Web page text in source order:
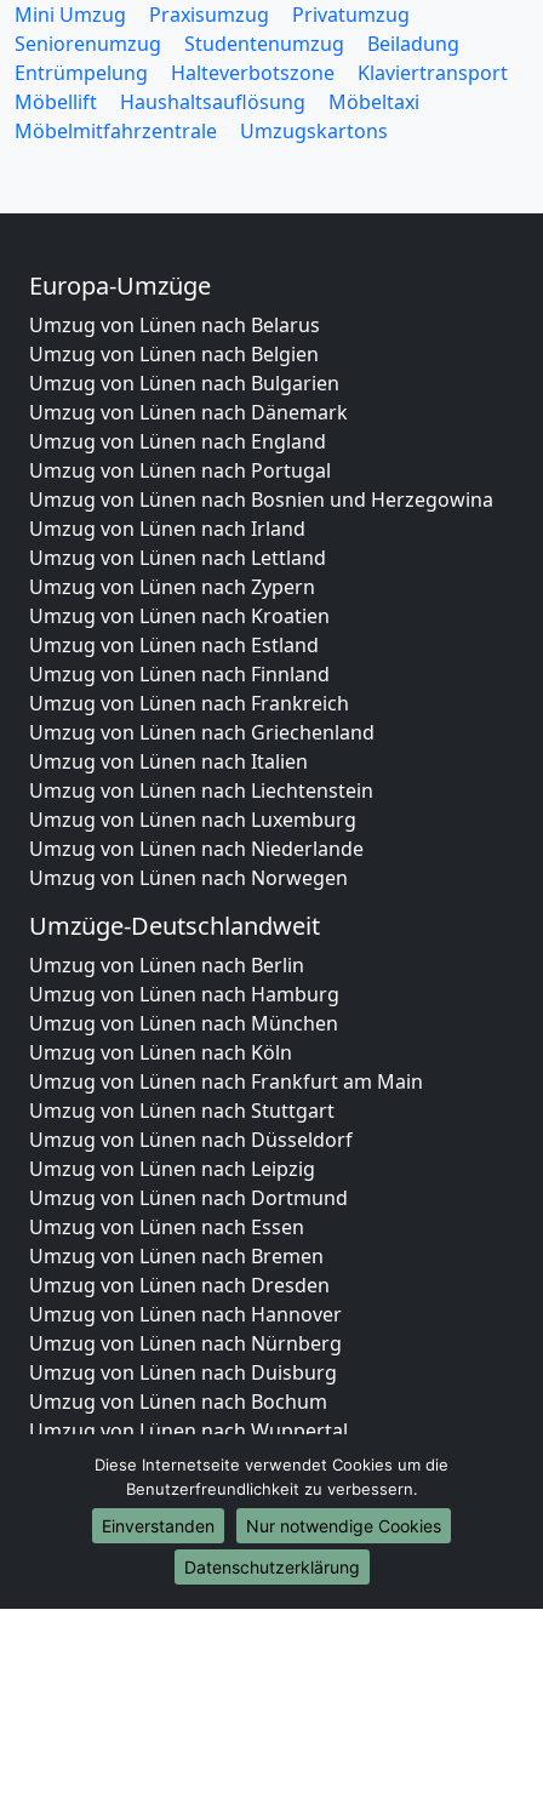
Mini Umzug
Praxisumzug
Privatumzug
Seniorenumzug
Studentenumzug
Beiladung
Entrümpelung
Halteverbotszone
Klaviertransport
Möbellift
Haushaltsauflösung
Möbeltaxi
Möbelmitfahrzentrale
Umzugskartons
Europa-Umzüge
Umzug von Lünen nach Belarus
Umzug von Lünen nach Belgien
Umzug von Lünen nach Bulgarien
Umzug von Lünen nach Dänemark
Umzug von Lünen nach England
Umzug von Lünen nach Portugal
Umzug von Lünen nach Bosnien und Herzegowina
Umzug von Lünen nach Irland
Umzug von Lünen nach Lettland
Umzug von Lünen nach Zypern
Umzug von Lünen nach Kroatien
Umzug von Lünen nach Estland
Umzug von Lünen nach Finnland
Umzug von Lünen nach Frankreich
Umzug von Lünen nach Griechenland
Umzug von Lünen nach Italien
Umzug von Lünen nach Liechtenstein
Umzug von Lünen nach Luxemburg
Umzug von Lünen nach Niederlande
Umzug von Lünen nach Norwegen
Umzüge-Deutschlandweit
Umzug von Lünen nach Berlin
Umzug von Lünen nach Hamburg
Umzug von Lünen nach München
Umzug von Lünen nach Köln
Umzug von Lünen nach Frankfurt am Main
Umzug von Lünen nach Stuttgart
Umzug von Lünen nach Düsseldorf
Umzug von Lünen nach Leipzig
Umzug von Lünen nach Dortmund
Umzug von Lünen nach Essen
Umzug von Lünen nach Bremen
Umzug von Lünen nach Dresden
Umzug von Lünen nach Hannover
Umzug von Lünen nach Nürnberg
Umzug von Lünen nach Duisburg
Umzug von Lünen nach Bochum
Umzug von Lünen nach Wuppertal
Umzug von Lünen nach Bielefeld
Umzug von Lünen nach Bonn
Umzug von Lünen nach Münster
Internationale-Umzüge
Umzug von Lünen nach Brasilien
Diese Internetseite verwendet Cookies um die
Benutzerfreundlichkeit zu verbessern.
Einverstanden
Nur notwendige Cookies
Datenschutzerklärung